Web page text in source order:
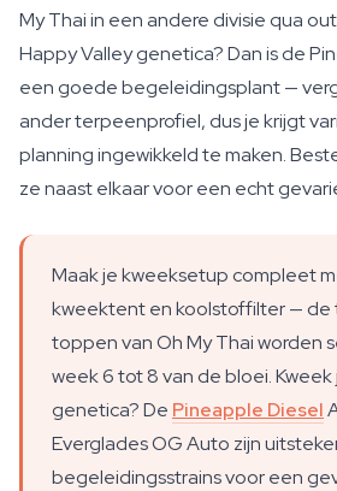
My Thai in een andere divisie qua
Happy Valley genetica? Dan is de
een goede begeleidingsplant —
ander terpeenprofiel, dus je krijgt
planning ingewikkeld te maken.
ze naast elkaar voor een echt
Maak je kweeksetup compleet
kweektent en koolstoffilter — de
toppen van Oh My Thai worden
week 6 tot 8 van de bloei.
genetica? De Pineapple Diesel
Everglades OG Auto zijn
begeleidingsstrains voor een